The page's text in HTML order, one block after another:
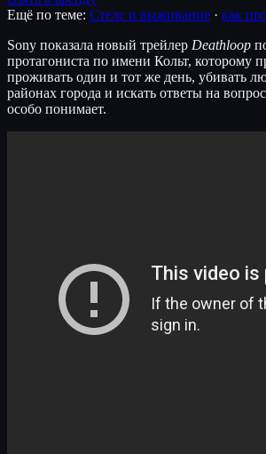
Ещё по теме: Стелс и выживание · как
Sony показала новый трейлер Deathloop
протагониста по имени Кольт, которому
проживать один и тот же день, убивать
районах города и искать ответы на
особо понимает.